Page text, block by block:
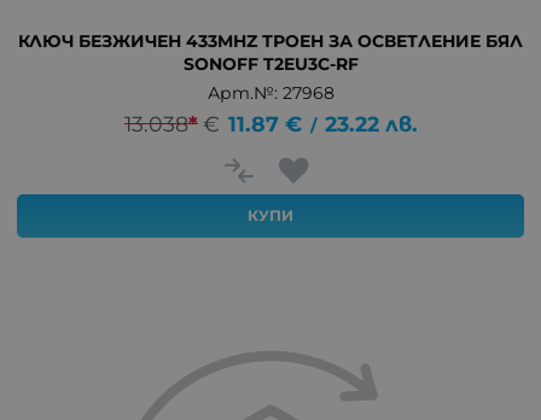
КЛЮЧ БЕЗЖИЧЕН 433MHZ ТРОЕН ЗА ОСВЕТЛЕНИЕ БЯЛ
SONOFF T2EU3C-RF
Арт.№: 27968
13.038* € 11.87 € / 23.22 лв.
КУПИ